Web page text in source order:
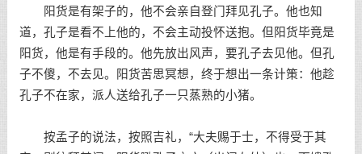
阳货是有架子的，他不会亲自登门拜见孔子。他也知
道，孔子是看不上他的，不会主动投怀送抱。但阳货毕竟是
阳货，他是有手段的。他先放出风声，要孔子去见他。但孔
子不傻，不去见。阳货苦思冥想，终于想出一条计策：他趁
孔子不在家，派人送给孔子一只蒸熟的小猪。
按孟子的说法，按照吉礼，“大夫赐于士，不得受于其